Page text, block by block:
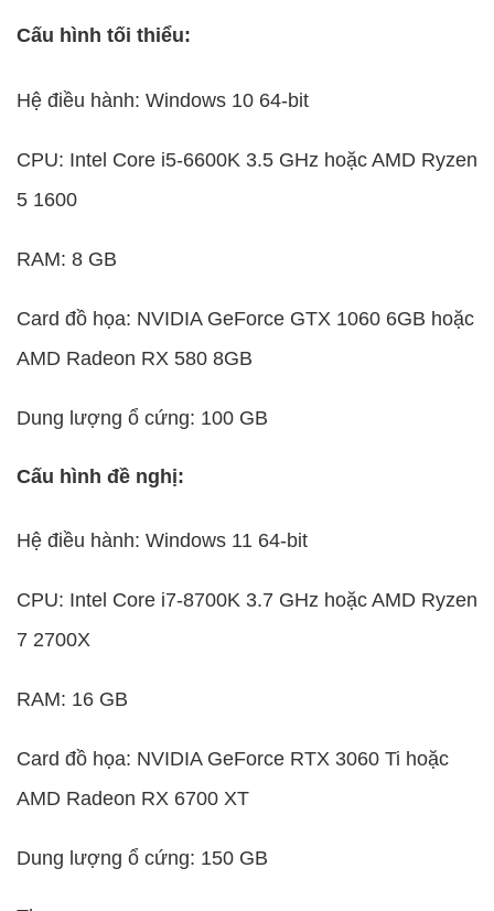
Cấu hình tối thiểu:
Hệ điều hành: Windows 10 64-bit
CPU: Intel Core i5-6600K 3.5 GHz hoặc AMD Ryzen
5 1600
RAM: 8 GB
Card đồ họa: NVIDIA GeForce GTX 1060 6GB hoặc
AMD Radeon RX 580 8GB
Dung lượng ổ cứng: 100 GB
Cấu hình đề nghị:
Hệ điều hành: Windows 11 64-bit
CPU: Intel Core i7-8700K 3.7 GHz hoặc AMD Ryzen
7 2700X
RAM: 16 GB
Card đồ họa: NVIDIA GeForce RTX 3060 Ti hoặc
AMD Radeon RX 6700 XT
Dung lượng ổ cứng: 150 GB